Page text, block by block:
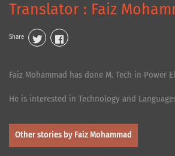
Translator : Faiz
Share
Faiz Mohammad has done M. Tech in Power
He is interested in Technology and
Other stories by Faiz Mohammad